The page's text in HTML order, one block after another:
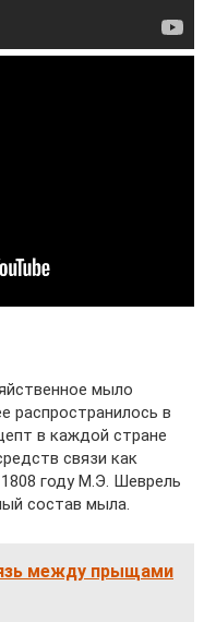
мыло
распространилось в
в каждой стране
связи как
году М.Э. Шеврель
состав мыла.
между прыщами